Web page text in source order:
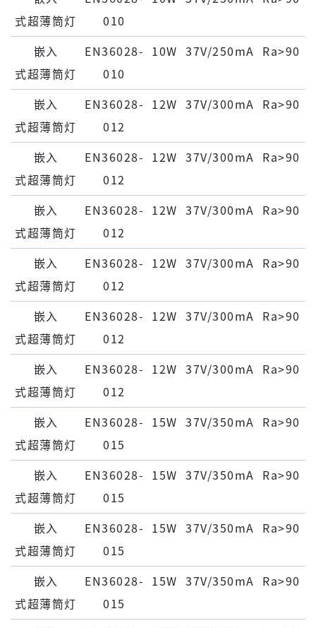
式超薄筒灯
010
嵌⼊
式超薄筒灯
EN36028-
010
10W 37V/250mA Ra>90
嵌⼊
式超薄筒灯
EN36028-
012
12W 37V/300mA Ra>90
嵌⼊
式超薄筒灯
EN36028-
012
12W 37V/300mA Ra>90
嵌⼊
式超薄筒灯
EN36028-
012
12W 37V/300mA Ra>90
嵌⼊
式超薄筒灯
EN36028-
012
12W 37V/300mA Ra>90
嵌⼊
式超薄筒灯
EN36028-
012
12W 37V/300mA Ra>90
嵌⼊
式超薄筒灯
EN36028-
012
12W 37V/300mA Ra>90
嵌⼊
式超薄筒灯
EN36028-
015
15W 37V/350mA Ra>90
嵌⼊
式超薄筒灯
EN36028-
015
15W 37V/350mA Ra>90
嵌⼊
式超薄筒灯
EN36028-
015
15W 37V/350mA Ra>90
嵌⼊
式超薄筒灯
EN36028-
015
15W 37V/350mA Ra>90